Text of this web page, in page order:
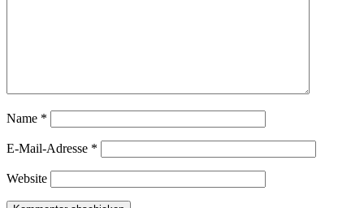
Name *
E-Mail-Adresse *
Website